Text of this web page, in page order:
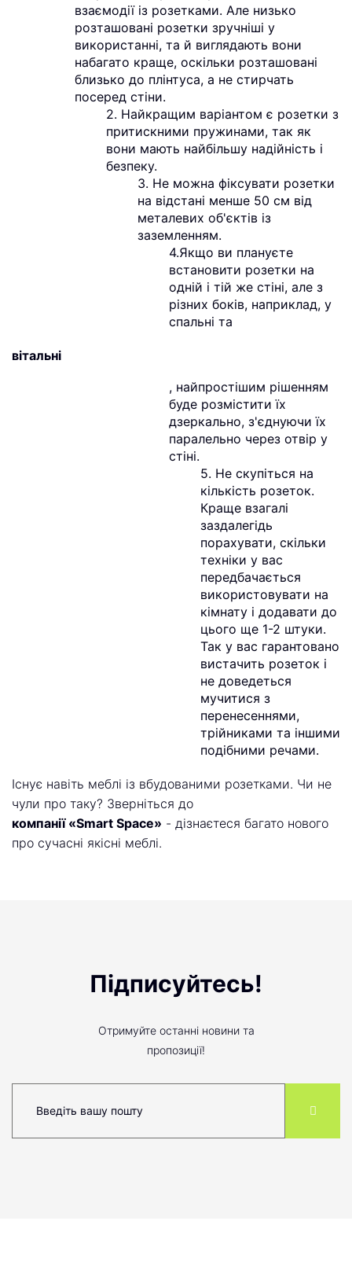
взаємодії із розетками. Але низько
розташовані розетки зручніші у
використанні, та й виглядають вони
набагато краще, оскільки розташовані
близько до плінтуса, а не стирчать
посеред стіни.
2. Найкращим варіантом є розетки з
притискними пружинами, так як
вони мають найбільшу надійність і
безпеку.
3. Не можна фіксувати розетки
на відстані менше 50 см від
металевих об'єктів із
заземленням.
4.Якщо ви плануєте
встановити розетки на
одній і тій же стіні, але з
різних боків, наприклад, у
спальні та
вітальні
, найпростішим рішенням
буде розмістити їх
дзеркально, з'єднуючи їх
паралельно через отвір у
стіні.
5. Не скупіться на
кількість розеток.
Краще взагалі
заздалегідь
порахувати, скільки
техніки у вас
передбачається
використовувати на
кімнату і додавати до
цього ще 1-2 штуки.
Так у вас гарантовано
вистачить розеток і
не доведеться
мучитися з
перенесеннями,
трійниками та іншими
подібними речами.
Існує навіть меблі із вбудованими розетками. Чи не
чули про таку? Зверніться до
компанії «Smart Space» - дізнаєтеся багато нового
про сучасні якісні меблі.
Підписуйтесь!
Отримуйте останні новини та
пропозиції!